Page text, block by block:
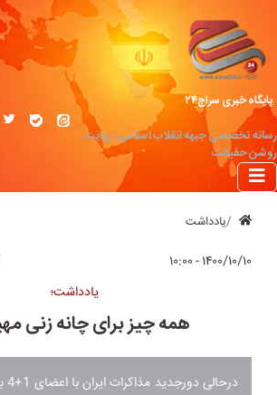
پایگاه خبری سراج۲۴
رسانه تخصصی جبهه انقلاب اسلامی؛ روایت
روشن حقیقت
یادداشت
۱۴۰۰/۱۰/۱۰ - ۱۰:۰۰
یادداشت؛
همه چیز برای چانه‌ زنی